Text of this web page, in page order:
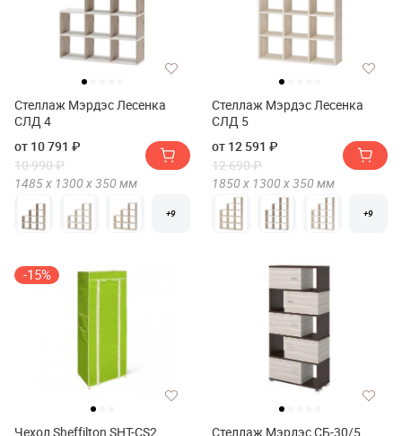
Стеллаж Мэрдэс Лесенка
СЛД 4
от 10 791 ₽
10 990 ₽
1485 х 1300 х350 мм
+9
Стеллаж Мэрдэс Лесенка
СЛД 5
от 12 591 ₽
12 690 ₽
1850 х 1300 х350 мм
+9
-15%
Чехол Sheffilton SHT-CS2
Стеллаж Мэрдэс СБ-30/5